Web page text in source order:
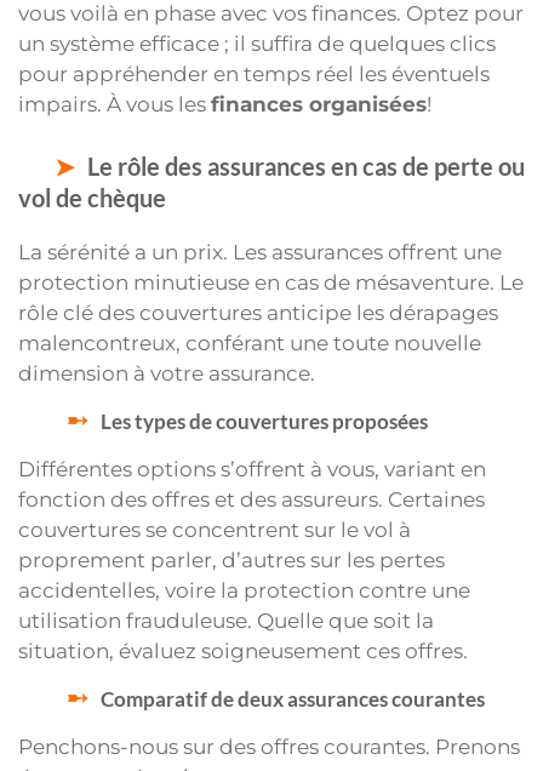
vous voilà en phase avec vos finances. Optez pour
un système efficace ; il suffira de quelques clics
pour appréhender en temps réel les éventuels
impairs. À vous les finances organisées!
Le rôle des assurances en cas de perte ou
vol de chèque
La sérénité a un prix. Les assurances offrent une
protection minutieuse en cas de mésaventure. Le
rôle clé des couvertures anticipe les dérapages
malencontreux, conférant une toute nouvelle
dimension à votre assurance.
Les types de couvertures proposées
Différentes options s’offrent à vous, variant en
fonction des offres et des assureurs. Certaines
couvertures se concentrent sur le vol à
proprement parler, d’autres sur les pertes
accidentelles, voire la protection contre une
utilisation frauduleuse. Quelle que soit la
situation, évaluez soigneusement ces offres.
Comparatif de deux assurances courantes
Penchons-nous sur des offres courantes. Prenons